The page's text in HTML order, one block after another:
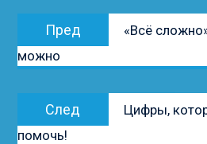
Навигация
записям
Пред
Предыдущая
запись:
«Всё
можно
След
Следующая
запись:
Цифры,
помочь!